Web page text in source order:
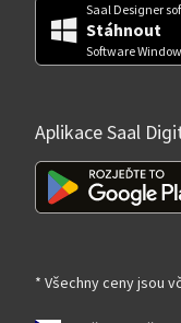
Saal Designer
Stáhnout
Software
Aplikace Saal
* Všechny ceny jsou